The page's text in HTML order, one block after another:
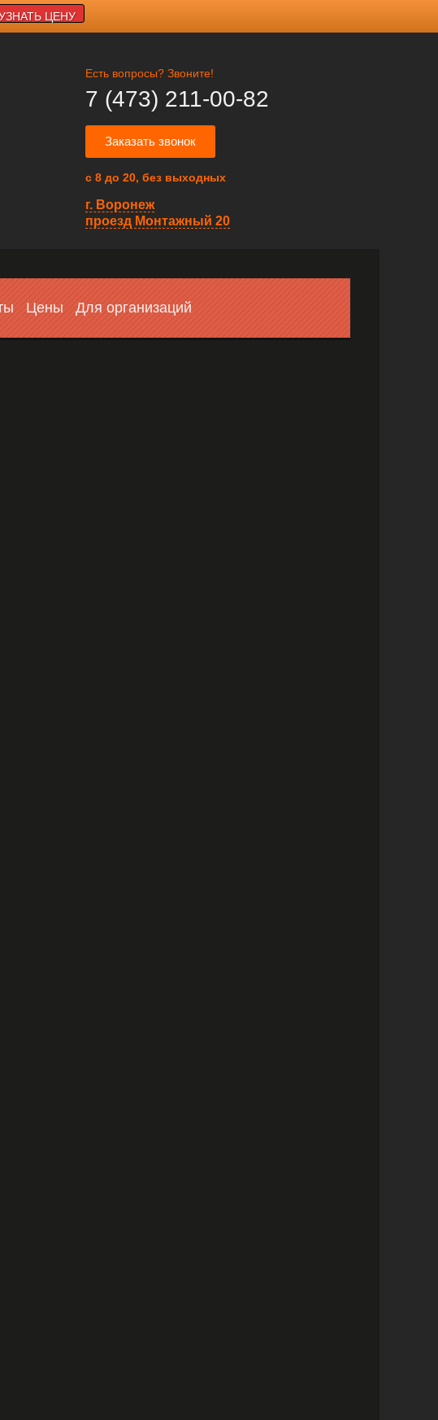
ЦЕНУ
Есть вопросы? Звоните!
7 (473) 211-00-82
Заказать звонок
с 8 до 20, без выходных
г. Воронеж
проезд Монтажный 20
Цены Для организаций